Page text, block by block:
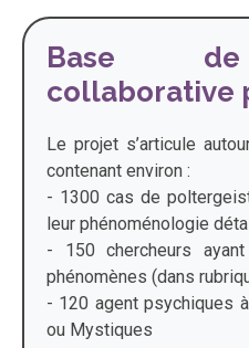
Base de
collaborative
Le projet s’articule
contenant environ :
- 1300 cas de
leur phénoménologie
- 150 chercheurs
phénomènes (dans
- 120 agent psychiques
ou Mystiques